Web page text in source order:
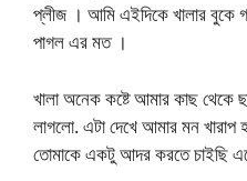
প্লীজ । আমি এইদিকে খালার বুকে
পাগল এর মত ।
খালা অনেক কষ্টে আমার কাছ থেকে
লাগলো. এটা দেখে আমার মন
তোমাকে একটু আদর করতে চাইছি